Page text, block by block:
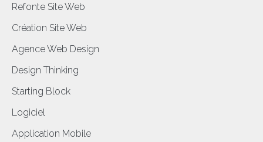
Refonte Site Web
Création Site Web
Agence Web Design
Design Thinking
Starting Block
Logiciel
Application Mobile